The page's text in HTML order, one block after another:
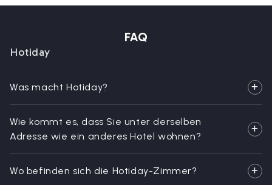
FAQ
Hotiday
Was macht Hotiday?
Wie kommt es, dass Sie unter derselben
Adresse wie ein anderes Hotel wohnen?
Wo befinden sich die Hotiday-Zimmer?